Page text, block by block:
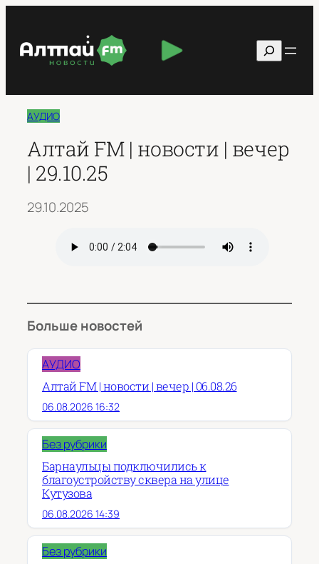
содержимому
Поиск
АУДИО
Алтай FM | новости | вечер
| 29.10.25
29.10.2025
Больше новостей
АУДИО
Алтай FM | новости | вечер | 06.08.26
06.08.2026 16:32
Без рубрики
Барнаульцы подключились к
благоустройству сквера на улице
Кутузова
06.08.2026 14:39
Без рубрики